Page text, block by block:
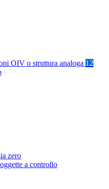
OIV o struttura analoga 12
zero
a controllo